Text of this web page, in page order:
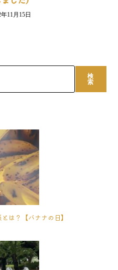
年11月15日
検
索
は？【バナナの日】